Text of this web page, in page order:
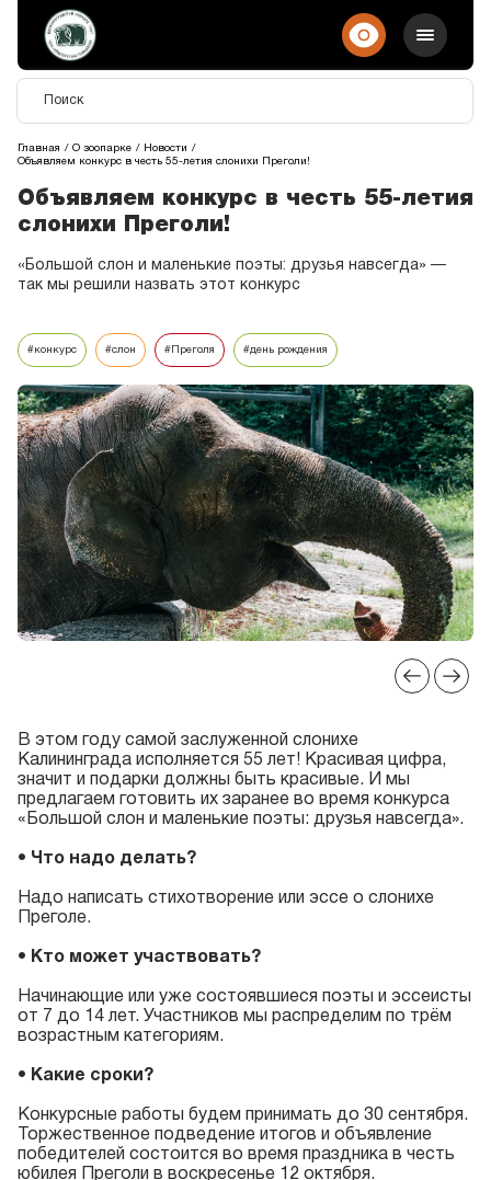
Главная О зоопарке
Новости
Объявляем конкурс в честь 55-летия слонихи Преголи!
Объявляем конкурс в честь 55-летия
слонихи Преголи!
«Большой слон и маленькие поэты: друзья навсегда» —
так мы решили назвать этот конкурс
#конкурс #слон #Преголя #день рождения
В этом году самой заслуженной слонихе
Калининграда исполняется 55 лет! Красивая цифра,
значит и подарки должны быть красивые. И мы
предлагаем готовить их заранее во время конкурса
«Большой слон и маленькие поэты: друзья навсегда».
• Что надо делать?
Надо написать стихотворение или эссе о слонихе
Преголе.
• Кто может участвовать?
Начинающие или уже состоявшиеся поэты и эссеисты
от 7 до 14 лет. Участников мы распределим по трём
возрастным категориям.
• Какие сроки?
Конкурсные работы будем принимать до 30 сентября.
Торжественное подведение итогов и объявление
победителей состоится во время праздника в честь
юбилея Преголи в воскресенье 12 октября.